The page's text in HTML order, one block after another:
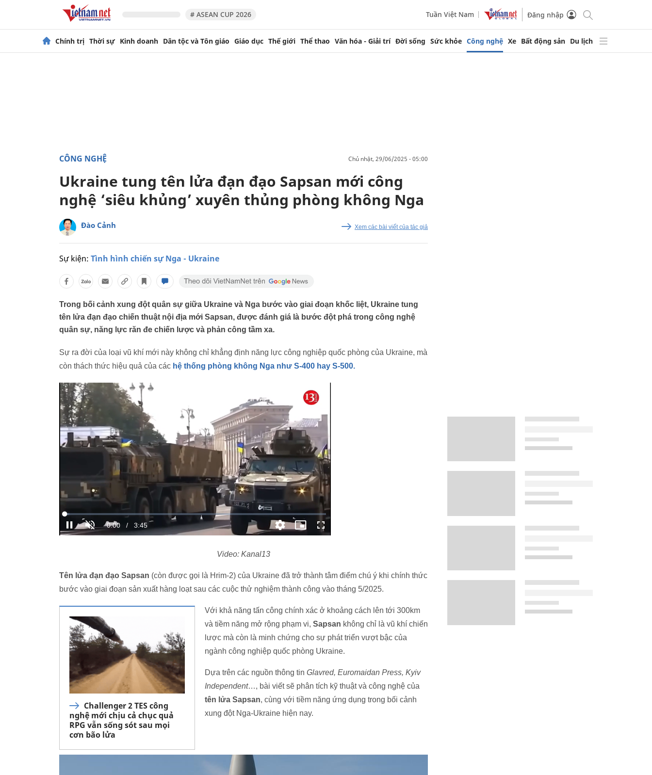
# ASEAN CUP 2026 Tuần Việt Nam Đăng nhập
Chính trị Thời sự Kinh doanh Dân tộc và Tôn giáo Giáo dục Thế giới Thể thao Văn hóa - Giải trí Đời sống Sức khỏe Công nghệ Xe Bất động sản Du lịch
CÔNG NGHỆ chủ nhật, 29/06/2025 - 05:00
Ukraine tung tên lửa đạn đạo Sapsan mới công
nghệ ‘siêu khủng’ xuyên thủng phòng không Nga
Đào Cảnh Xem các bài viết của tác giả
Sự kiện: Tình hình chiến sự Nga - Ukraine
Trong bối cảnh xung đột quân sự giữa Ukraine và Nga bước vào giai đoạn khốc liệt, Ukraine tung
tên lửa đạn đạo chiến thuật nội địa mới Sapsan, được đánh giá là bước đột phá trong công nghệ
quân sự, năng lực răn đe chiến lược và phản công tầm xa.
Sự ra đời của loại vũ khí mới này không chỉ khẳng định năng lực công nghiệp quốc phòng của Ukraine, mà
còn thách thức hiệu quả của các hệ thống phòng không Nga như S-400 hay S-500.
Video: Kanal13
Tên lửa đạn đạo Sapsan (còn được gọi là Hrim-2) của Ukraine đã trở thành tâm điểm chú ý khi chính thức
bước vào giai đoạn sản xuất hàng loạt sau các cuộc thử nghiệm thành công vào tháng 5/2025.
Challenger 2 TES công
nghệ mới chịu cả chục quả
RPG vẫn sống sót sau mọi
cơn bão lửa
Với khả năng tấn công chính xác ở khoảng cách lên tới 300km
và tiềm năng mở rộng phạm vi, Sapsan không chỉ là vũ khí chiến
lược mà còn là minh chứng cho sự phát triển vượt bậc của
ngành công nghiệp quốc phòng Ukraine.
Dựa trên các nguồn thông tin Glavred, Euromaidan Press, Kyiv
Independent…, bài viết sẽ phân tích kỹ thuật và công nghệ của
tên lửa Sapsan, cùng với tiềm năng ứng dụng trong bối cảnh
xung đột Nga-Ukraine hiện nay.